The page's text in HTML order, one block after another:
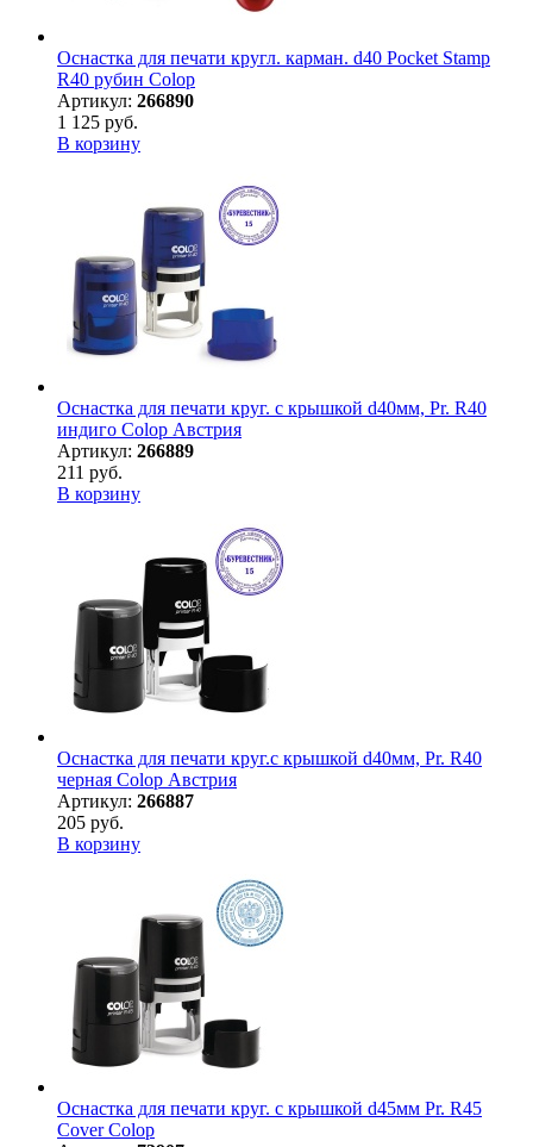
Оснастка для печати кругл. карман. d40 Pocket Stamp
R40 рубин Colop
Артикул: 266890
1 125 руб.
В корзину
Оснастка для печати круг. с крышкой d40мм, Pr. R40
индиго Colop Австрия
Артикул: 266889
211 руб.
В корзину
Оснастка для печати круг.с крышкой d40мм, Pr. R40
черная Colop Австрия
Артикул: 266887
205 руб.
В корзину
Оснастка для печати круг. с крышкой d45мм Pr. R45
Cover Colop